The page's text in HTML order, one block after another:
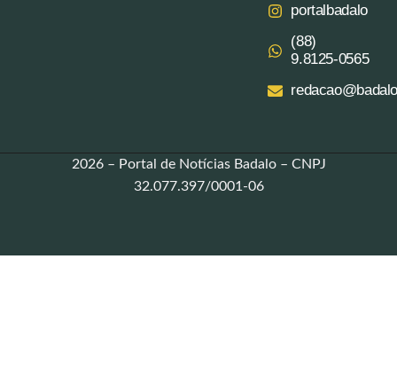
portalbadalo
(88)
9.8125‑0565‬
2026 – Portal de Notícias Badalo – CNPJ
32.077.397/0001-06